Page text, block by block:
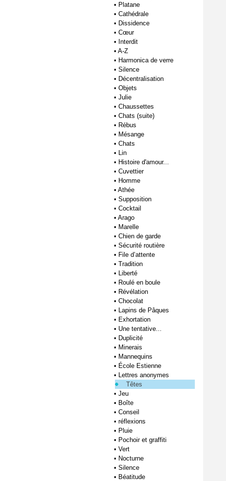
• Platane
• Cathédrale
• Dissidence
• Cœur
• Interdit
• A-Z
• Harmonica de verre
• Silence
• Décentralisation
• Objets
• Julie
• Chaussettes
• Chats (suite)
• Rébus
• Mésange
• Chats
• Lin
• Histoire d'amour...
• Cuvettier
• Homme
• Athée
• Supposition
• Cocktail
• Arago
• Marelle
• Chien de garde
• Sécurité routière
• File d’attente
• Tradition
• Liberté
• Roulé en boule
• Révélation
• Chocolat
• Lapins de Pâques
• Exhortation
• Une tentative...
• Duplicité
• Minerais
• Mannequins
• École Estienne
• Lettres anonymes
Têtes
• Jeu
• Boîte
• Conseil
• réflexions
• Pluie
• Pochoir et graffiti
• Vert
• Nocturne
• Silence
• Béatitude